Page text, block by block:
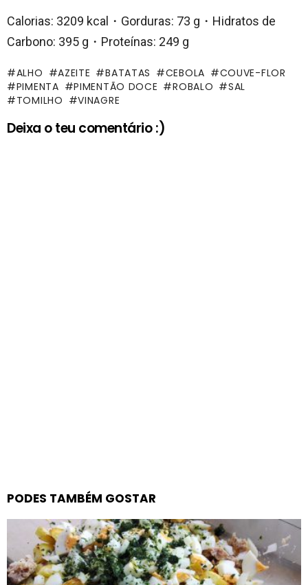
Calorias: 3209 kcal・Gorduras: 73 g・Hidratos de
Carbono: 395 g・Proteínas: 249 g
ALHO AZEITE BATATAS CEBOLA
COUVE-FLOR
PIMENTA
PIMENTÃO DOCE ROBALO
SAL
TOMILHO
VINAGRE
Deixa o teu comentário :)
PODES TAMBÉM GOSTAR